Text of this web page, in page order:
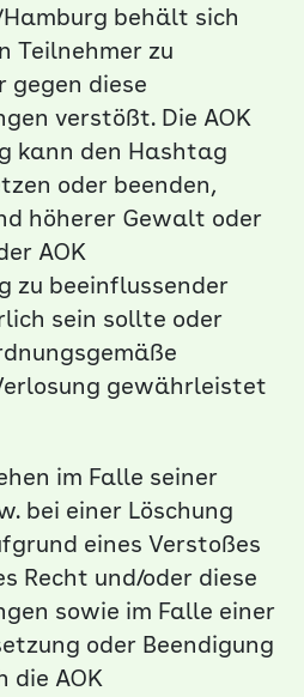
Hamburg behält sich
Teilnehmer zu
gegen diese
verstößt. Die AOK
kann den Hashtag
oder beenden,
höherer Gewalt oder
AOK
zu beeinflussender
sein sollte oder
gewährleistet
im Falle seiner
bei einer Löschung
eines Verstoßes
Recht und/oder diese
sowie im Falle einer
oder Beendigung
die AOK